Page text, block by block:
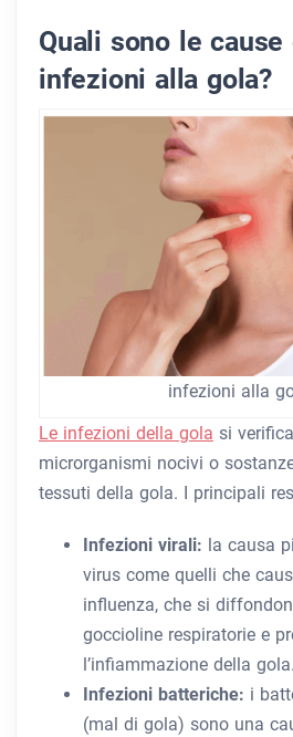
Quali sono le cause
infezioni alla gola?
infezioni alla
Le infezioni della gola si
microrganismi nocivi o
tessuti della gola. I principali
Infezioni virali: la causa
virus come quelli che
influenza, che si
goccioline respiratorie e
l’infiammazione della gola.
Infezioni batteriche: i
(mal di gola) sono una